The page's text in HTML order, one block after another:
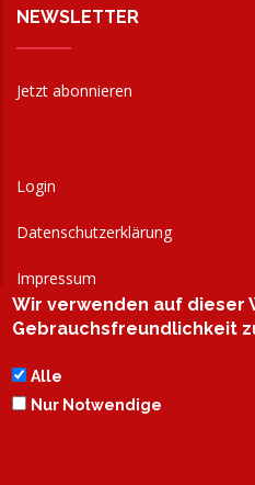
NEWSLETTER
Jetzt abonnieren
Login
Datenschutzerklärung
Impressum
AGB
Wir verwenden auf dieser
Gebrauchsfreundlichkeit
Alle
Nur Notwendige